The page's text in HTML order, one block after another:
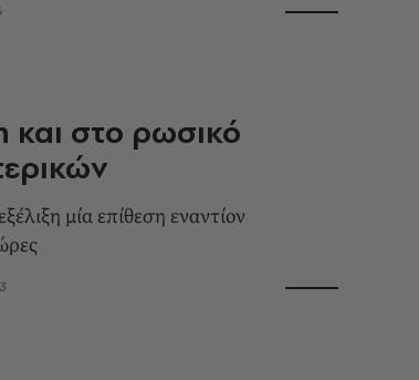
και στο ρωσικό
μία επίθεση εναντίον